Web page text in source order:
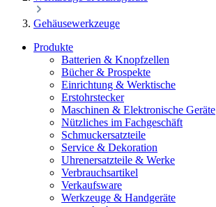
Gehäusewerkzeuge
Produkte
Batterien & Knopfzellen
Bücher & Prospekte
Einrichtung & Werktische
Erstohrstecker
Maschinen & Elektronische Geräte
Nützliches im Fachgeschäft
Schmuckersatzteile
Service & Dekoration
Uhrenersatzteile & Werke
Verbrauchsartikel
Verkaufsware
Werkzeuge & Handgeräte